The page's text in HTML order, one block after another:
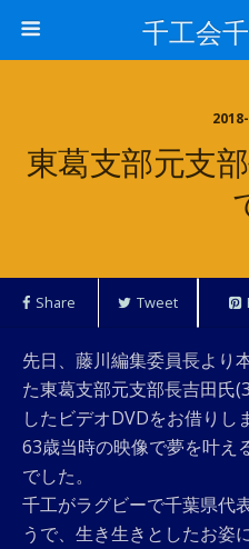
千工会
東葛支部元支
Share Tweet
先日、藤川編集委員長より
た東葛支部元支部長吉田氏
したビデオDVDをお借りし
63歳当時の映像で夢を叶え
でした。
千工がラグビーで千葉県代
うで、生き生きとしたお姿